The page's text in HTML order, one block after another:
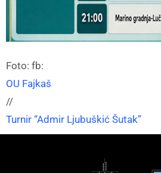
Foto: fb:
OU Fajkaš
//
Turnir “Admir Ljubuškić Šutak”